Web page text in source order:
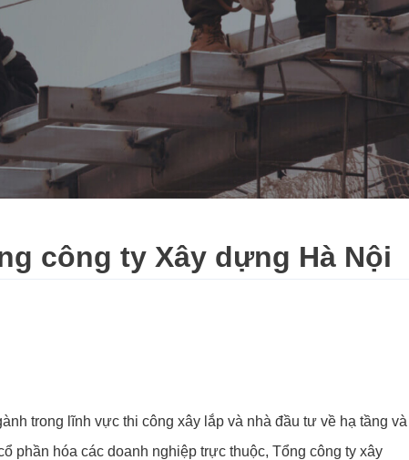
công ty Xây dựng Hà Nội
trong lĩnh vực thi công xây lắp và nhà đầu tư về hạ tầng và
phần hóa các doanh nghiệp trực thuộc, Tổng công ty xây